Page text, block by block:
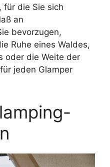
für die Sie sich
an
bevorzugen,
Ruhe eines Waldes,
oder die Weite der
jeden Glamper